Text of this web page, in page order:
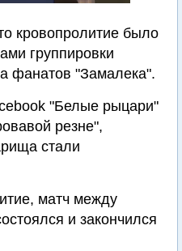
кровопролитие было
группировки
фанатов "Замалека".
"Белые рыцари"
резне",
стали
матч между
и закончился